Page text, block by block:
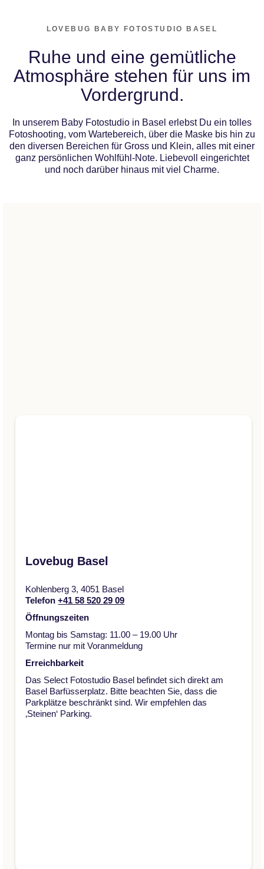
LOVEBUG BABY FOTOSTUDIO BASEL
Ruhe und eine gemütliche
Atmosphäre stehen für uns im
Vordergrund.
In unserem Baby Fotostudio in Basel erlebst Du ein tolles
Fotoshooting, vom Wartebereich, über die Maske bis hin zu
den diversen Bereichen für Gross und Klein, alles mit einer
ganz persönlichen Wohlfühl-Note. Liebevoll eingerichtet
und noch darüber hinaus mit viel Charme.
Lovebug Basel
Kohlenberg 3, 4051 Basel
Telefon+41 58 520 29 09
Öffnungszeiten
Montag bis Samstag: 11.00 – 19.00 Uhr
Termine nur mit Voranmeldung
Erreichbarkeit
Das Select Fotostudio Basel befindet sich direkt am
Basel Barfüsserplatz. Bitte beachten Sie, dass die
Parkplätze beschränkt sind. Wir empfehlen das
‚Steinen‘ Parking.